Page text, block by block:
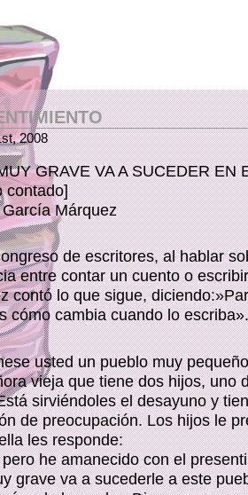
2008
GRAVE VA A SUCEDER EN
contado]
Márquez
de escritores, al hablar
entre contar un cuento o
contó lo que sigue,
cómo cambia cuando lo escriba».
usted un pueblo muy
vieja que tiene dos hijos, uno
sirviéndoles el desayuno y
de preocupación. Los hijos le
les responde:
he amanecido con el
grave va a sucederle a este